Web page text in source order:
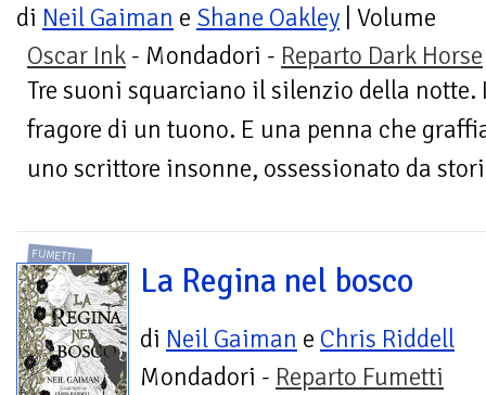
di Neil Gaiman e Shane Oakley | Volume
Oscar Ink - Mondadori - Reparto Dark Horse
Tre suoni squarciano il silenzio della
fragore di un tuono. E una penna che
uno scrittore insonne, ossessionato da
FUMETTI
La Regina nel bosco
di Neil Gaiman e Chris Riddell
Mondadori - Reparto Fumetti